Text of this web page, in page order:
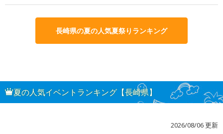
長崎県の夏の人気夏祭りランキング
夏の人気イベントランキング【長崎県】
2026/08/06 更新